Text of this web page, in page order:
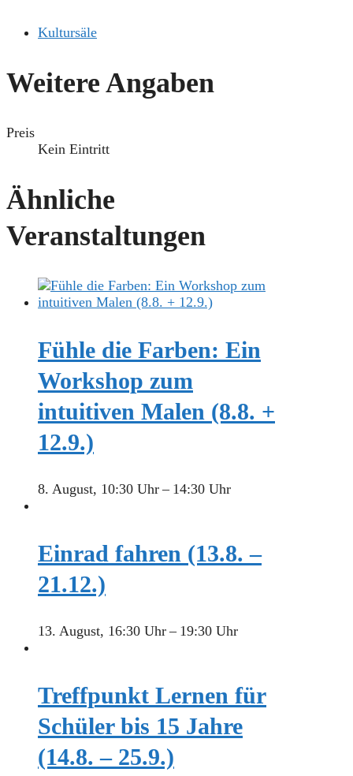
Kultursäle
Weitere Angaben
Preis
Kein Eintritt
Ähnliche
Veranstaltungen
Fühle die Farben: Ein
Workshop zum
intuitiven Malen (8.8. +
12.9.)
8. August, 10:30 Uhr– 14:30 Uhr
Einrad fahren (13.8. –
21.12.)
13. August, 16:30 Uhr– 19:30 Uhr
Treffpunkt Lernen für
Schüler bis 15 Jahre
(14.8. – 25.9.)